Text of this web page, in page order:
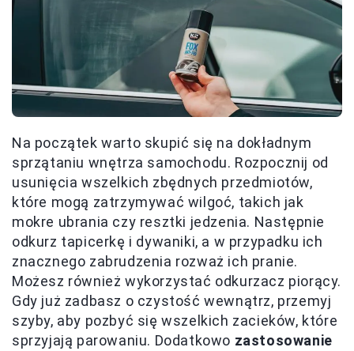
Na początek warto skupić się na dokładnym
sprzątaniu wnętrza samochodu. Rozpocznij od
usunięcia wszelkich zbędnych przedmiotów,
które mogą zatrzymywać wilgoć, takich jak
mokre ubrania czy resztki jedzenia. Następnie
odkurz tapicerkę i dywaniki, a w przypadku ich
znacznego zabrudzenia rozważ ich pranie.
Możesz również wykorzystać odkurzacz piorący.
Gdy już zadbasz o czystość wewnątrz, przemyj
szyby, aby pozbyć się wszelkich zacieków, które
sprzyjają parowaniu. Dodatkowo zastosowanie